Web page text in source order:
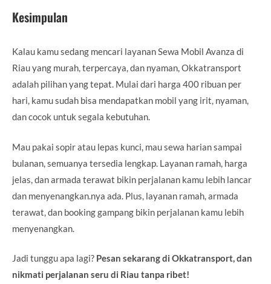
Kesimpulan
Kalau kamu sedang mencari layanan Sewa Mobil Avanza di
Riau yang murah, terpercaya, dan nyaman, Okkatransport
adalah pilihan yang tepat. Mulai dari harga 400 ribuan per
hari, kamu sudah bisa mendapatkan mobil yang irit, nyaman,
dan cocok untuk segala kebutuhan.
Mau pakai sopir atau lepas kunci, mau sewa harian sampai
bulanan, semuanya tersedia lengkap. Layanan ramah, harga
jelas, dan armada terawat bikin perjalanan kamu lebih lancar
dan menyenangkan.nya ada. Plus, layanan ramah, armada
terawat, dan booking gampang bikin perjalanan kamu lebih
menyenangkan.
Jadi tunggu apa lagi? Pesan sekarang di Okkatransport, dan
nikmati perjalanan seru di Riau tanpa ribet!